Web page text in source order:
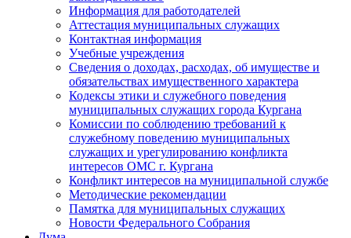
Информация для работодателей
Аттестация муниципальных служащих
Контактная информация
Учебные учреждения
Сведения о доходах, расходах, об имуществе и
обязательствах имущественного характера
Кодексы этики и служебного поведения
муниципальных служащих города Кургана
Комиссии по соблюдению требований к
служебному поведению муниципальных
служащих и урегулированию конфликта
интересов ОМС г. Кургана
Конфликт интересов на муниципальной службе
Методические рекомендации
Памятка для муниципальных служащих
Новости Федерального Cобрания